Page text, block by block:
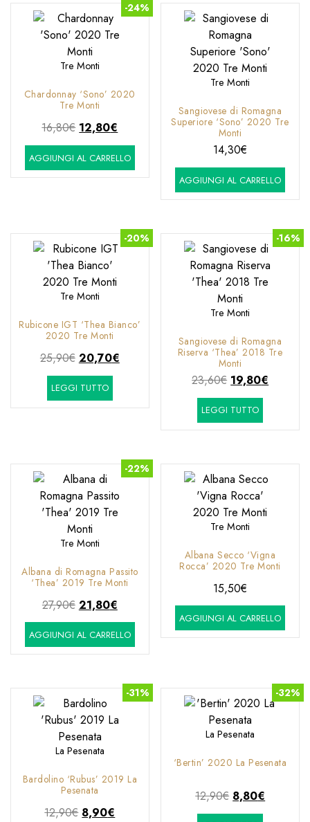
-24%
Tre Monti
Chardonnay ‘Sono’ 2020
Tre Monti
16,80€ Il
prezzo
originale
era:
12,80€
prezzo
attuale
è:
AGGIUNGI AL CARRELLO
Tre Monti
Sangiovese di Romagna
Superiore ‘Sono’ 2020 Tre
Monti
14,30€
AGGIUNGI AL CARRELLO
-20%
Tre Monti
Rubicone IGT ‘Thea Bianco’
2020 Tre Monti
25,90€ Il
prezzo
originale
era:
20,70€Il
è:
LEGGI TUTTO
-16%
Tre Monti
Sangiovese di Romagna
Riserva ‘Thea’ 2018 Tre
Monti
23,60€ Il
prezzo
originale
era:
19,80€
è:
LEGGI TUTTO
-22%
Tre Monti
Albana di Romagna Passito
‘Thea’ 2019 Tre Monti
27,90€ Il
prezzo
originale
era:
21,80€Il
prezzo
attuale
è:
AGGIUNGI AL CARRELLO
Tre Monti
Albana Secco ‘Vigna
Rocca’ 2020 Tre Monti
15,50€
AGGIUNGI AL CARRELLO
-31%
La Pesenata
Bardolino ‘Rubus’ 2019 La
Pesenata
12,90€ Il
8,90€
-32%
La Pesenata
‘Bertin’ 2020 La Pesenata
12,90€ Il
prezzo
8,80€